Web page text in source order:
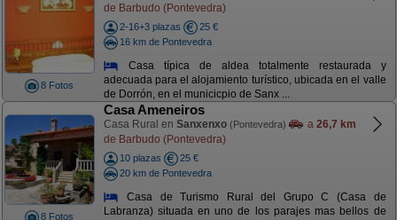
8 Fotos
de Barbudo (Pontevedra)
2-16+3 plazas
25 €
16 km de Pontevedra
Casa típica de aldea totalmente restaurada y
adecuada para el alojamiento turístico, ubicada en el valle
de Dorrón, en el municicpio de Sanx ...
8 Fotos
Casa Ameneiros
Casa Rural en Sanxenxo (Pontevedra) a 26,7 km
de Barbudo (Pontevedra)
10 plazas
25 €
20 km de Pontevedra
Casa de Turismo Rural del Grupo C (Casa de
Labranza) situada en uno de los parajes mas bellos de